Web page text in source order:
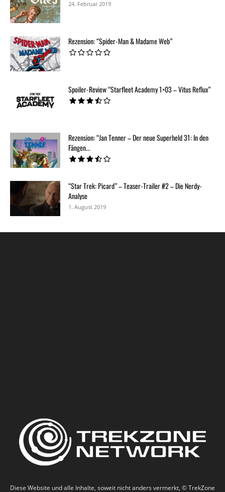
24. Februar 2019
Rezension: “Spider-Man & Madame Web”
Spoiler-Review “Starfleet Academy 1×03 – Vitus Reflux”
Rezension: “Jan Tenner – Der neue Superheld 31: In den
Fängen...
“Star Trek: Picard” – Teaser-Trailer #2 – Die Nerdy-
Analyse
1. August 2019
Diese Website und alle Inhalte, soweit nicht anders vermerkt, © TrekZone